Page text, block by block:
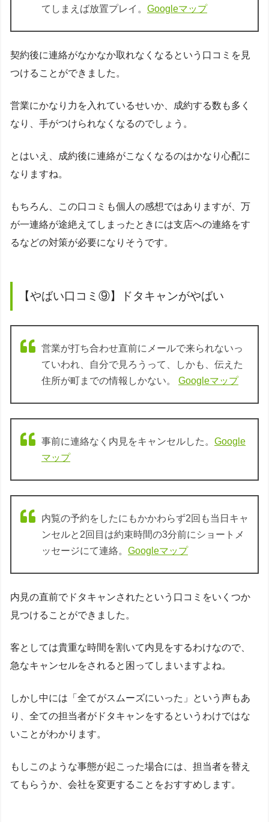
てしまえば放置プレイ。 Googleマップ
契約後に連絡がなかなか取れなくなるという口コミを見
つけることができました。
営業にかなり力を入れているせいか、成約する数も多く
なり、手がつけられなくなるのでしょう。
とはいえ、成約後に連絡がこなくなるのはかなり心配に
なりますね。
もちろん、この口コミも個人の感想ではありますが、万
が一連絡が途絶えてしまったときには支店への連絡をす
るなどの対策が必要になりそうです。
【やばい口コミ⑨】ドタキャンがやばい
営業が打ち合わせ直前にメールで来られないっ
ていわれ、自分で見ろうって、しかも、伝えた
住所が町までの情報しかない。 Googleマップ
事前に連絡なく内見をキャンセルした。 Google
マップ
内覧の予約をしたにもかかわらず2回も当日キャ
ンセルと2回目は約束時間の3分前にショートメ
ッセージにて連絡。 Googleマップ
内見の直前でドタキャンされたという口コミをいくつか
見つけることができました。
客としては貴重な時間を割いて内見をするわけなので、
急なキャンセルをされると困ってしまいますよね。
しかし中には「全てがスムーズにいった」という声もあ
り、全ての担当者がドタキャンをするというわけではな
いことがわかります。
もしこのような事態が起こった場合には、担当者を替え
てもらうか、会社を変更することをおすすめします。